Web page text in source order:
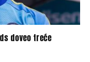
doveo treće